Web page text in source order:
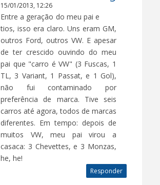
15/01/2013, 12:26
Entre a geração do meu pai e
tios, isso era claro. Uns eram GM,
outros Ford, outros VW. E apesar
de ter crescido ouvindo do meu
pai que "carro é VW" (3 Fuscas, 1
TL, 3 Variant, 1 Passat, e 1 Gol),
não fui contaminado por
preferência de marca. Tive seis
carros até agora, todos de marcas
diferentes. Em tempo: depois de
muitos VW, meu pai virou a
casaca: 3 Chevettes, e 3 Monzas,
he, he!
Responder